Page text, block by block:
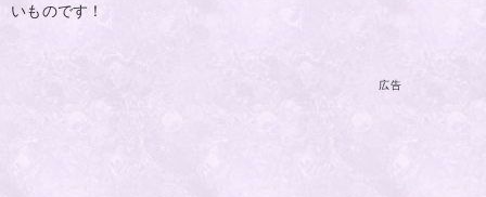
いものです！
広告